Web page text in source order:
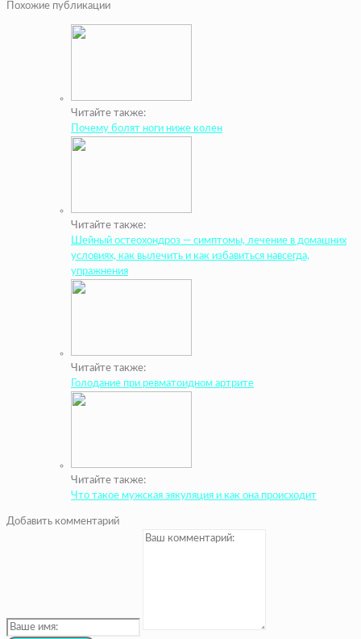
Похожие публикации
Читайте также:
Почему болят ноги ниже колен
Читайте также:
Шейный остеохондроз — симптомы, лечение в домашних
условиях, как вылечить и как избавиться навсегда,
упражнения
Читайте также:
Голодание при ревматоидном артрите
Читайте также:
Что такое мужская эякуляция и как она происходит
Добавить комментарий